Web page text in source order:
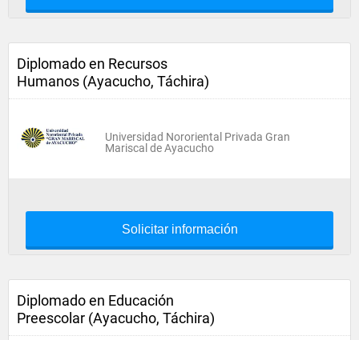
Diplomado en Recursos
Humanos (Ayacucho, Táchira)
Universidad Nororiental Privada Gran
Mariscal de Ayacucho
Solicitar información
Diplomado en Educación
Preescolar (Ayacucho, Táchira)